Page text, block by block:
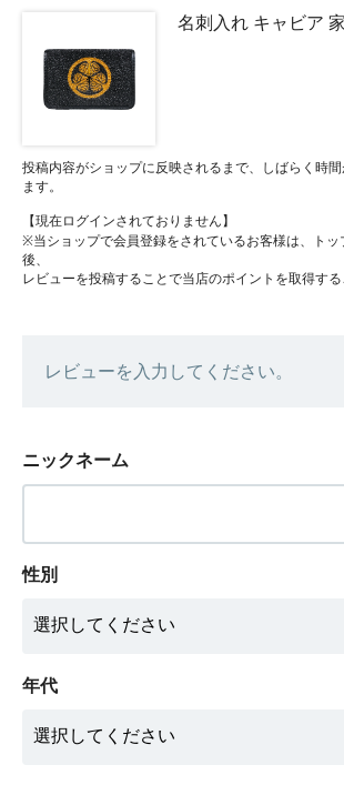
名刺入れ キャビア
投稿内容がショップに反映されるまで、しばらく時
ます。
【現在ログインされておりません】
※当ショップで会員登録をされているお客様は、トッ
後、
レビューを投稿することで当店のポイントを取得する
レビューを入力してください。
ニックネーム
性別
年代